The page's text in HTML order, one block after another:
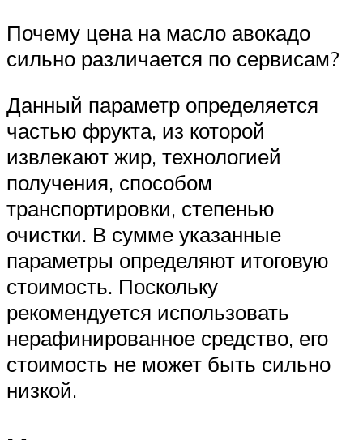
Почему цена на масло авокадо
сильно различается по сервисам?
Данный параметр определяется
частью фрукта, из которой
извлекают жир, технологией
получения, способом
транспортировки, степенью
очистки. В сумме указанные
параметры определяют итоговую
стоимость. Поскольку
рекомендуется использовать
нерафинированное средство, его
стоимость не может быть сильно
низкой.